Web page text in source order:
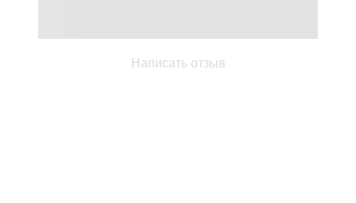
Написать отзыв